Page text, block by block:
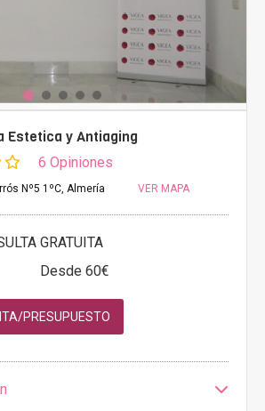
Estetica y Antiaging
6 Opiniones
Nº5 1ºC, Almería VER MAPA
GRATUITA
Desde 60€
PRESUPUESTO